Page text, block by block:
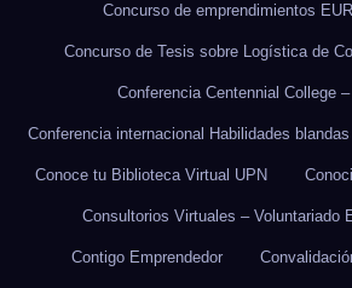
Concurso de emprendimientos
Concurso de Tesis sobre Logística de
Conferencia Centennial College
Conferencia internacional Habilidades
Conoce tu Biblioteca Virtual UPN
Consultorios Virtuales – Voluntariado
Contigo Emprendedor